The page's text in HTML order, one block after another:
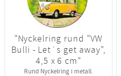
"Nyckelring rund "VW
Bulli - Let´s get away",
4,5 x 6 cm"
Rund Nyckelring i metall.